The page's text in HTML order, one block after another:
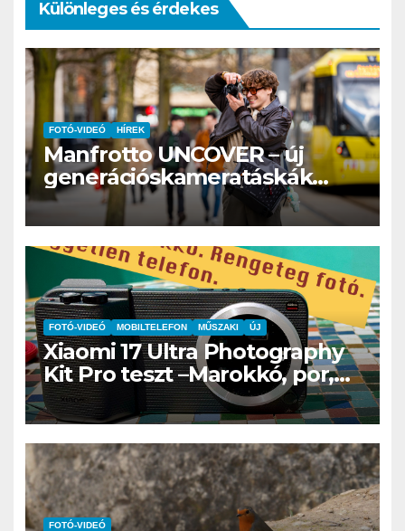
Különleges és érdekes
FOTÓ-VIDEÓ HÍREK
Manfrotto UNCOVER – új
generációskameratáskák
érkeznek a
hibridtartalomkészítőknek
FOTÓ-VIDEÓ MOBILTELEFON MŰSZAKI ÚJ
Xiaomi 17 Ultra Photography
Kit Pro teszt –Marokkó, por,
hegyek és az a
bizonyospillanat, amikor nem
hiányzik afényképezőgép
FOTÓ-VIDEÓ